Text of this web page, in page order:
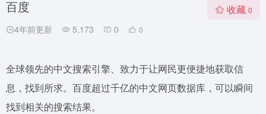
百度
4年前更新 5,173 0 0
收藏 0
全球领先的中文搜索引擎、致力于让网民更便捷地获取信
息，找到所求。百度超过千亿的中文网页数据库，可以瞬间
找到相关的搜索结果。